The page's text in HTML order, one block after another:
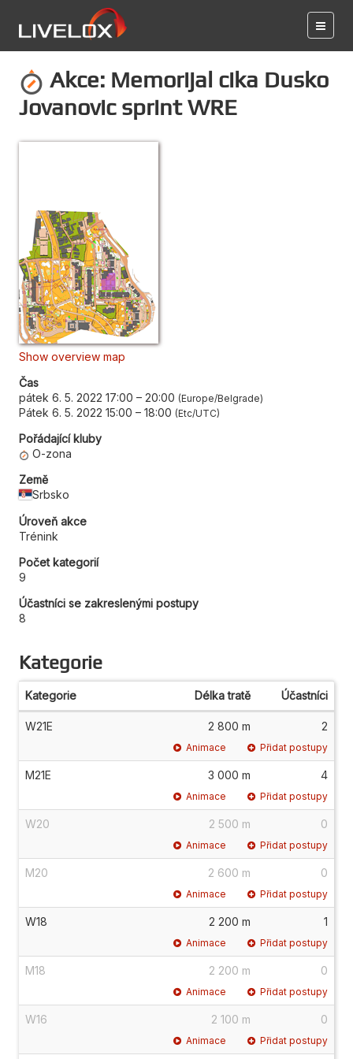
Akce: Memorijal cika Dusko
Jovanovic sprint WRE
Show overview map
Čas
pátek 6. 5. 2022 17:00 – 20:00 Europe/Belgrade
Pátek 6. 5. 2022 15:00 – 18:00 Etc/UTC
Pořádající kluby
O-zona
Země
Srbsko
Úroveň akce
Trénink
Počet kategorií
9
Účastníci se zakreslenými postupy
8
Kategorie
Kategorie Délka tratě Účastníci
W21E 2 800 m 2
Animace Přidat postupy
M21E 3 000 m 4
Animace Přidat postupy
W20 2 500 m 0
Animace Přidat postupy
M20 2 600 m 0
Animace Přidat postupy
W18 2 200 m 1
Animace Přidat postupy
M18 2 200 m 0
Animace Přidat postupy
W16 2 100 m 0
Animace Přidat postupy